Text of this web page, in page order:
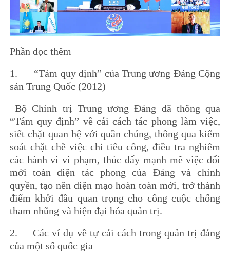
Phần đọc thêm
1. “Tám quy định” của Trung ương Đảng Cộng
sản Trung Quốc (2012)
Bộ Chính trị Trung ương Đảng đã thông qua
“Tám quy định” về cải cách tác phong làm việc,
siết chặt quan hệ với quần chúng, thông qua kiểm
soát chặt chẽ việc chi tiêu công, điều tra nghiêm
các hành vi vi phạm, thúc đẩy mạnh mẽ việc đổi
mới toàn diện tác phong của Đảng và chính
quyền, tạo nên diện mạo hoàn toàn mới, trở thành
điểm khởi đầu quan trọng cho công cuộc chống
tham nhũng và hiện đại hóa quản trị.
2. Các ví dụ về tự cải cách trong quản trị đảng
của một số quốc gia